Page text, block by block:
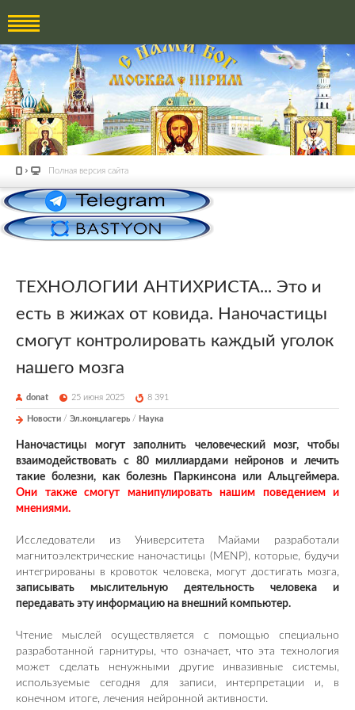
Полная версия сайта
ТЕХНОЛОГИИ АНТИХРИСТА... Это и
есть в жижах от ковида. Наночастицы
смогут контролировать каждый уголок
нашего мозга
donat 25 июня 2025 8 391
Новости / Эл.концлагерь / Наука
Наночастицы могут заполнить человеческий мозг, чтобы
взаимодействовать с 80 миллиардами нейронов и лечить
такие болезни, как болезнь Паркинсона или Альцгеймера.
Они также смогут манипулировать нашим поведением и
мнениями.
Исследователи из Университета Майами разработали
магнитоэлектрические наночастицы (MENP), которые, будучи
интегрированы в кровоток человека, могут достигать мозга,
записывать мыслительную деятельность человека и
передавать эту информацию на внешний компьютер.
Чтение мыслей осуществляется с помощью специально
разработанной гарнитуры, что означает, что эта технология
может сделать ненужными другие инвазивные системы,
используемые сегодня для записи, интерпретации и, в
конечном итоге, лечения нейронной активности.